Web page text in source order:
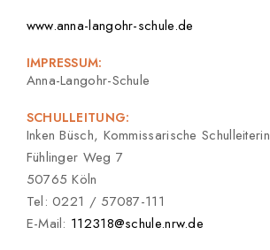
www.anna-langohr-schule.de
IMPRESSUM:
Anna-Langohr-Schule
SCHULLEITUNG:
Inken Büsch, Kommissarische Schulleiterin
Fühlinger Weg 7
50765 Köln
Tel: 0221 / 57087-111
E-Mail: 112318@schule.nrw.de